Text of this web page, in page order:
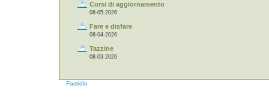
Corsi di aggiornamento
08-05-2026
Fare e disfare
08-04-2026
Tazzine
08-03-2026
Fastidio